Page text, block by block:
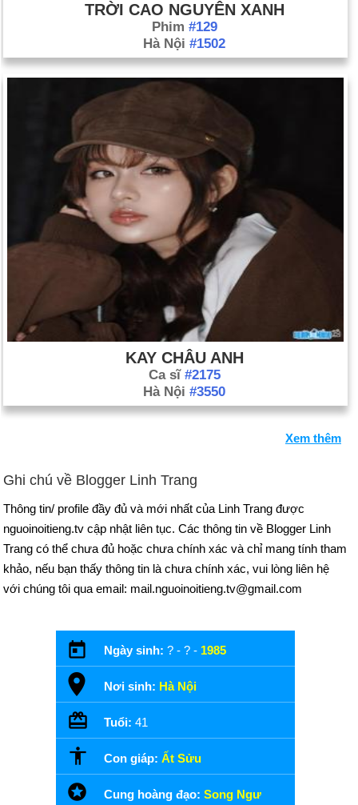
TRỜI CAO NGUYÊN XANH
Phim #129
Hà Nội #1502
KAY CHÂU ANH
Ca sĩ #2175
Hà Nội #3550
Xem thêm
Ghi chú về Blogger Linh Trang
Thông tin/ profile đầy đủ và mới nhất của Linh Trang được
nguoinoitieng.tv cập nhật liên tục. Các thông tin về Blogger Linh
Trang có thể chưa đủ hoặc chưa chính xác và chỉ mang tính tham
khảo, nếu bạn thấy thông tin là chưa chính xác, vui lòng liên hệ
với chúng tôi qua email: mail.nguoinoitieng.tv@gmail.com
Ngày sinh: ? - ? - 1985
Nơi sinh: Hà Nội
Tuổi: 41
Con giáp: Ất Sửu
Cung hoàng đạo: Song Ngư